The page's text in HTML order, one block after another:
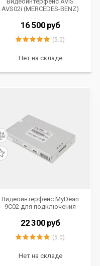
AVS02i (MERCEDES-BENZ)
переднего и заднего вида
16 500 руб
(5.0)
Нет на складе
Видеоинтерфейс MyDean
9C02 для подключения
вида для Audi A4 (2008-), A5
(2008-), Q5 (2008-) с
системой Concert, Symphony
22 300 руб
(5.0)
Нет на складе